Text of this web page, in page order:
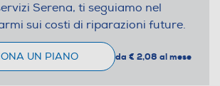
Serena, ti seguiamo nel
sui costi di riparazioni future.
UN PIANO da € 2,08 al mese